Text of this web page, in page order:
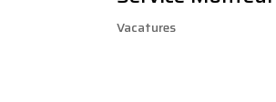
Vacatures